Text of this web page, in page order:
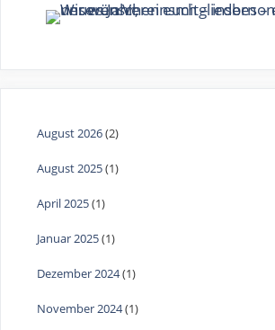
August 2026(2)
August 2025(1)
April 2025(1)
Januar 2025(1)
Dezember 2024(1)
November 2024(1)